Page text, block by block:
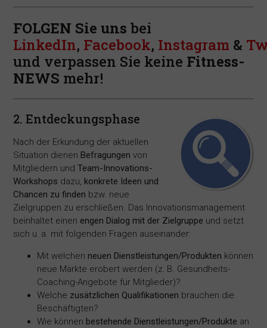
FOLGEN Sie uns bei
LinkedIn, Facebook, Instagram &
und verpassen Sie keine Fitness-
NEWS mehr!
2. Entdeckungsphase
Nach der Erkundung der aktuellen
Situation dienen Befragungen von
Mitgliedern undTeam-Innovations-
Workshops dazu, konkrete Ideen und
Chancen zu finden bzw. neue
Zielgruppen zu erschließen. Das Innovationsmanagement
beinhaltet einen engen Dialog mit der Zielgruppe und setzt
sich u. a. mit folgenden Fragen auseinander:
Mit welchen neuen Dienstleistungen/Produkten können
neue Märkte erobert werden (z. B. Gesundheits-
Coaching-Angebote für Mitglieder)?
Welche zusätzlichen Qualifikationen brauchen die
Beschäftigten?
Wie können bestehende Dienstleistungen/Produkte an